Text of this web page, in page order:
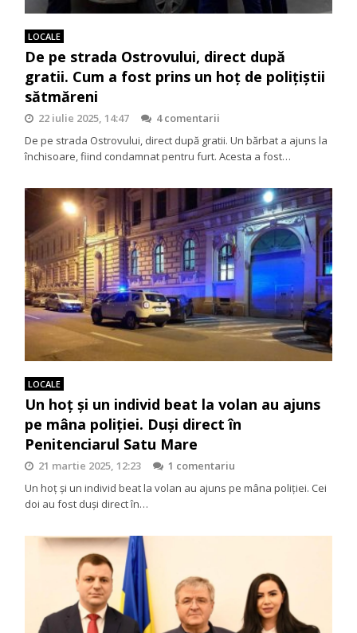
LOCALE
De pe strada Ostrovului, direct după
gratii. Cum a fost prins un hoț de polițiștii
sătmăreni
22 iulie 2025, 14:47
4 comentarii
De pe strada Ostrovului, direct după gratii. Un bărbat a ajuns la
închisoare, fiind condamnat pentru furt. Acesta a fost…
LOCALE
Un hoț și un individ beat la volan au ajuns
pe mâna poliției. Duși direct în
Penitenciarul Satu Mare
21 martie 2025, 12:23
1 comentariu
Un hoț și un individ beat la volan au ajuns pe mâna poliției. Cei
doi au fost duși direct în…